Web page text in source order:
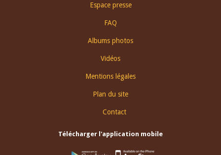
Espace presse
FAQ
Albums photos
Vidéos
Mentions légales
Plan du site
Contact
Télécharger l'application mobile